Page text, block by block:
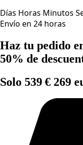
Días Horas Minutos
Envío en 24 horas
Haz tu pedido
50% de
Solo 539 € 269